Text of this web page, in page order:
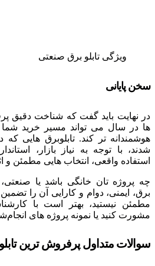
ویژگی تابلو برق صنعتی
سخن پایانی
در نهایت باید گفت که شناخت دقیق
ها در سال می‌ تواند مسیر خرید شما
هوشمندانه‌ تر کند. تابلوبرق‌ هایی
شدند، با توجه به نیاز بازار،
استفاده واقعی، انتخاب‌ هایی مطمئن و
چه پروژه‌ تان خانگی باشد یا
برق، ایمنی، دوام و کارایی آن را
مطمئن نیستید، بهتر است با
مشورت کنید یا نمونه پروژه‌ های
سوالات متداول پرفروش‌ ترین